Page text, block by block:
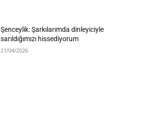
Şenceylik: Şarkılarımda dinleyiciyle
sarıldığımızı hissediyorum
21/04/2026